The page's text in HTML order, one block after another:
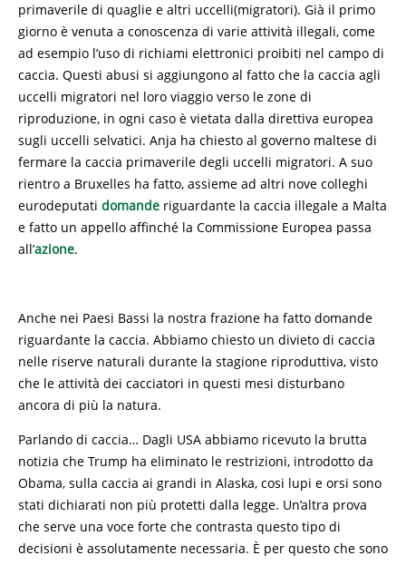
primaverile di quaglie e altri uccelli(migratori). Già il primo
giorno è venuta a conoscenza di varie attività illegali, come
ad esempio l’uso di richiami elettronici proibiti nel campo di
caccia. Questi abusi si aggiungono al fatto che la caccia agli
uccelli migratori nel loro viaggio verso le zone di
riproduzione, in ogni caso è vietata dalla direttiva europea
sugli uccelli selvatici. Anja ha chiesto al governo maltese di
fermare la caccia primaverile degli uccelli migratori. A suo
rientro a Bruxelles ha fatto, assieme ad altri nove colleghi
eurodeputati domande riguardante la caccia illegale a Malta
e fatto un appello affinché la Commissione Europea passa
all’azione.
Anche nei Paesi Bassi la nostra frazione ha fatto domande
riguardante la caccia. Abbiamo chiesto un divieto di caccia
nelle riserve naturali durante la stagione riproduttiva, visto
che le attività dei cacciatori in questi mesi disturbano
ancora di più la natura.
Parlando di caccia… Dagli USA abbiamo ricevuto la brutta
notizia che Trump ha eliminato le restrizioni, introdotto da
Obama, sulla caccia ai grandi in Alaska, cosi lupi e orsi sono
stati dichiarati non più protetti dalla legge. Un’altra prova
che serve una voce forte che contrasta questo tipo di
decisioni è assolutamente necessaria. È per questo che sono